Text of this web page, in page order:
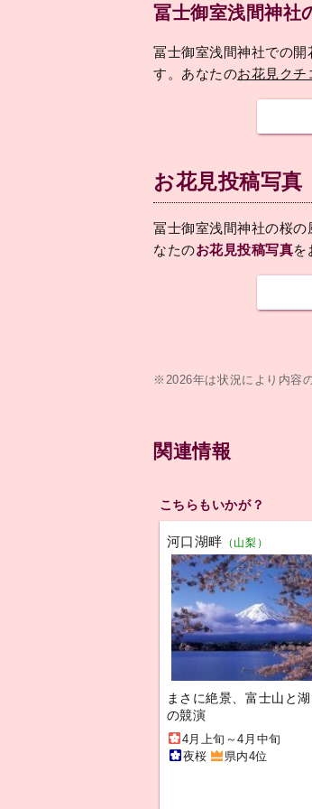
冨士御室浅間神社
冨士御室浅間神社での
す。あなたのお花見クチ
お花見投稿写真
冨士御室浅間神社の桜
なたのお花見投稿写真を
※2026年は状況により内容
関連情報
こちらもいかが？
河口湖畔 （山梨）
まさに絶景、富士山と
の競演
4月上旬～4月中旬
夜桜
県内4位